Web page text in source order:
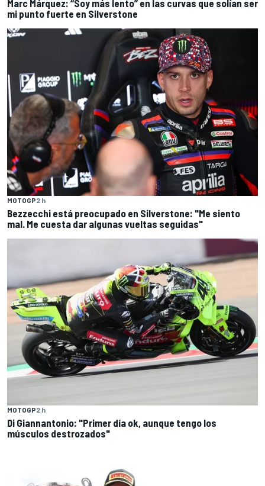
Marc Márquez: “Soy más lento” en las curvas que solían ser
mi punto fuerte en Silverstone
MOTOGP2 h
Bezzecchi está preocupado en Silverstone: "Me siento
mal. Me cuesta dar algunas vueltas seguidas"
MOTOGP2 h
Di Giannantonio: "Primer día ok, aunque tengo los
músculos destrozados"